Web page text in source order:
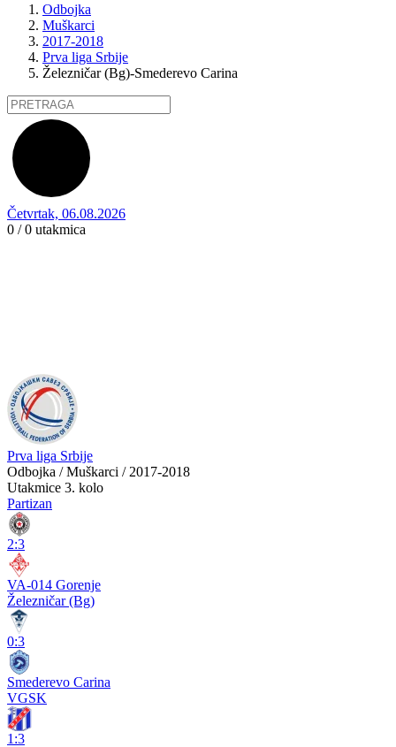
Odbojka
Muškarci
2017-2018
Prva liga Srbije
Železničar (Bg)-Smederevo Carina
Četvrtak, 06.08.2026
0 / 0 utakmica
Prva liga Srbije
Odbojka / Muškarci / 2017-2018
Utakmice 3. kolo
Partizan
2:3
VA-014 Gorenje
Železničar (Bg)
0:3
Smederevo Carina
VGSK
1:3